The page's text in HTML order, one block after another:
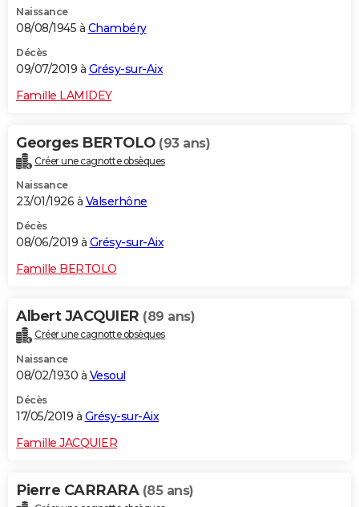
Naissance
08/08/1945 à Chambéry
Décès
09/07/2019 à Grésy-sur-Aix
Famille LAMIDEY
Georges BERTOLO (93 ans)
Créer une cagnotte obsèques
Naissance
23/01/1926 à Valserhône
Décès
08/06/2019 à Grésy-sur-Aix
Famille BERTOLO
Albert JACQUIER (89 ans)
Créer une cagnotte obsèques
Naissance
08/02/1930 à Vesoul
Décès
17/05/2019 à Grésy-sur-Aix
Famille JACQUIER
Pierre CARRARA (85 ans)